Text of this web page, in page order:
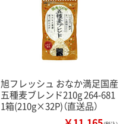
旭フレッシュ おなか満足国産
五種麦ブレンド210g 264-681
1箱(210g×32P)（直送品）